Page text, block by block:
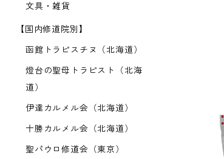
文具・雑貨
【国内修道院別】
函館トラピスチヌ（北海道）
燈台の聖母トラピスト（北海
道）
伊達カルメル会（北海道）
十勝カルメル会（北海道）
聖パウロ修道会（東京）